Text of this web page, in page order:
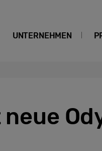
UNTERNEHMEN